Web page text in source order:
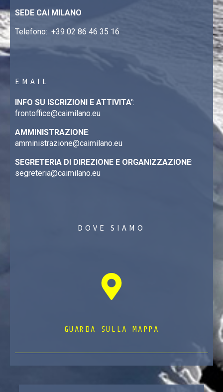
SEDE CAI MILANO
Telefono: +39 02 86 46 35 16
EMAIL
INFO SU ISCRIZIONI E ATTIVITA’:
frontoffice@caimilano.eu
AMMINISTRAZIONE:
amministrazione@caimilano.eu
SEGRETERIA DI DIREZIONE E ORGANIZZAZIONE:
segreteria@caimilano.eu
DOVE SIAMO
GUARDA SULLA MAPPA